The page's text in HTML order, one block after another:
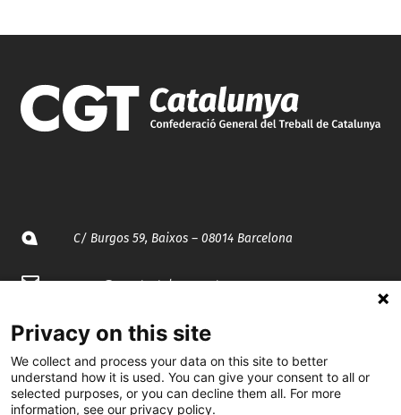
C/ Burgos 59, Baixos – 08014 Barcelona
spccc@spcgtcatalunya.cat
935 120 481
@CGTCatalunya
Privacy on this site
We collect and process your data on this site to better
understand how it is used. You can give your consent to all or
selected purposes, or you can decline them all. For more
information, see our privacy policy.